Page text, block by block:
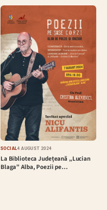
SOCIAL4 AUGUST 2024
La Biblioteca Județeană „Lucian
Blaga” Alba, Poezii pe…